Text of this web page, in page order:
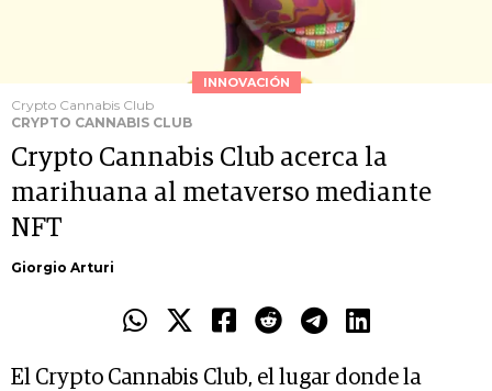
INNOVACIÓN
Crypto Cannabis Club
CRYPTO CANNABIS CLUB
Crypto Cannabis Club acerca la
marihuana al metaverso mediante
NFT
Giorgio Arturi
El Crypto Cannabis Club, el lugar donde la